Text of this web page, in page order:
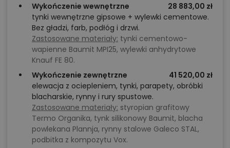
Wykończenie wewnętrzne
28 883,00 zł
tynki wewnętrzne gipsowe + wylewki cementowe.
Bez gładzi, farb, podłóg i drzwi.
Zastosowane materiały: tynki cementowo-
wapienne Baumit MPI25, wylewki anhydrytowe
Knauf FE 80.
Wykończenie zewnętrzne
41 520,00 zł
elewacja z ociepleniem, tynki, parapety, obróbki
blacharskie, rynny i rury spustowe.
Zastosowane materiały: styropian grafitowy
Termo Organika, tynk silikonowy Baumit, blacha
powlekana Plannja, rynny stalowe Galeco STAL,
podbitka z kompozytu Vox.